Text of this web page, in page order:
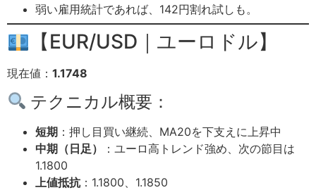
弱い雇用統計であれば、142円割れ試しも。
【EUR/USD｜ユーロドル】
現在値： 1.1748
テクニカル概要：
短期 ：押し目買い継続、MA20を下支えに上昇中
中期（日足）
：ユーロ高トレンド強め、次の節目は
1.1800
上値抵抗：1.1800、1.1850